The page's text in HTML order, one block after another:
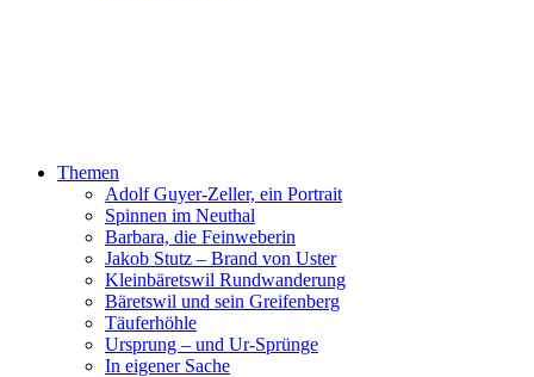
Themen
Adolf Guyer-Zeller, ein Portrait
Spinnen im Neuthal
Barbara, die Feinweberin
Jakob Stutz – Brand von Uster
Kleinbäretswil Rundwanderung
Bäretswil und sein Greifenberg
Täuferhöhle
Ursprung – und Ur-Sprünge
In eigener Sache